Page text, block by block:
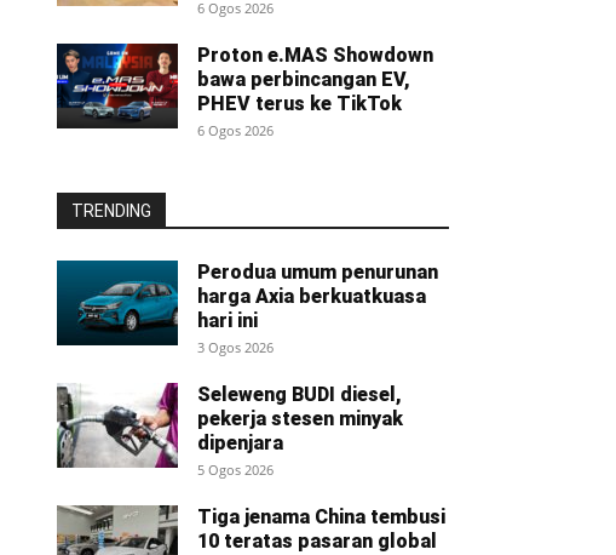
6 Ogos 2026
Proton e.MAS Showdown
bawa perbincangan EV,
PHEV terus ke TikTok
6 Ogos 2026
TRENDING
Perodua umum penurunan
harga Axia berkuatkuasa
hari ini
3 Ogos 2026
Seleweng BUDI diesel,
pekerja stesen minyak
dipenjara
5 Ogos 2026
Tiga jenama China tembusi
10 teratas pasaran global